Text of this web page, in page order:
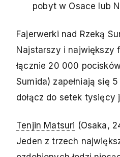
pobyt w Osace lub
Fajerwerki nad Rzeką
Najstarszy i największy
łącznie 20 000
Sumida) zapełniają się
dołącz do setek
Tenjin Matsuri (Osaka,
Jeden z trzech